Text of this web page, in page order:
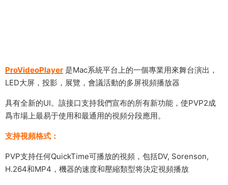
ProVideoPlayer 是Mac系統平台上的一個專業用來舞台演出，
LED大屏，投影，展覽，會議活動的多屏視頻播放器
具有全新的UI。該接口支持我們宣布的所有新功能，使PVP2成
爲市場上最易于使用和最通用的視頻分段應用。
支持視頻格式：
PVP支持任何QuickTime可播放的視頻，包括DV, Sorenson,
H.264和MP4，機器的速度和壓縮類型将決定視頻播放